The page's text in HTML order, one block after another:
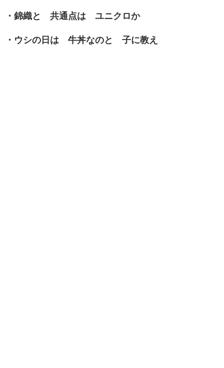
・錦織と 共通点は ユニクロか
・ウシの日は 牛丼なのと 子に教え